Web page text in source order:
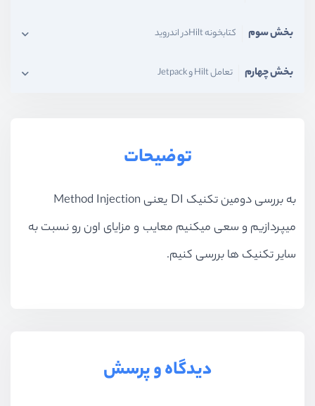
بخش سوم کتابخونه Hiltدر اندروید
بخش چهارم تعامل Hilt و Jetpack
توضیحات
به بررسی دومین تکنیک DI یعنی Method Injection
میپردازیم و سعی میکنیم معایب و مزایای اون رو نسبت به
سایر تکنیک ها بررسی کنیم.
دیدگاه و پرسش